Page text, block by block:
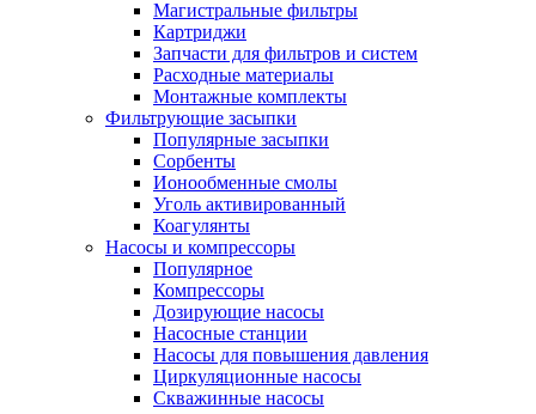
Магистральные фильтры
Картриджи
Запчасти для фильтров и систем
Расходные материалы
Монтажные комплекты
Фильтрующие засыпки
Популярные засыпки
Сорбенты
Ионообменные смолы
Уголь активированный
Коагулянты
Насосы и компрессоры
Популярное
Компрессоры
Дозирующие насосы
Насосные станции
Насосы для повышения давления
Циркуляционные насосы
Скважинные насосы